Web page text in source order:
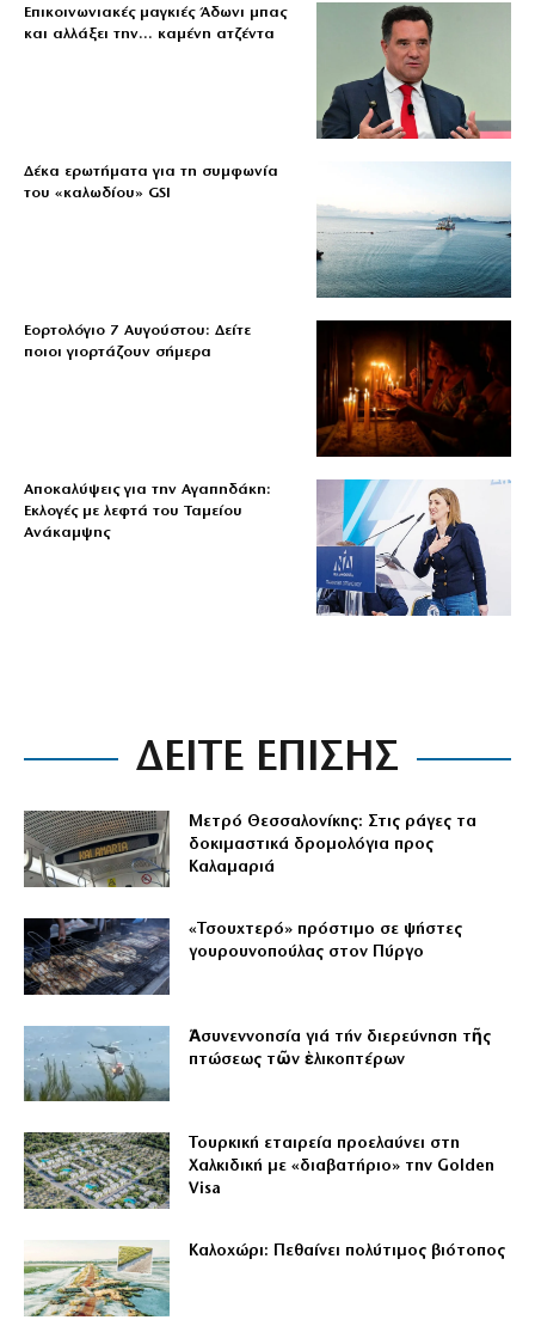
Επικοινωνιακές μαγκιές Άδωνι μπας
και αλλάξει την… καμένη ατζέντα
Δέκα ερωτήματα για τη συμφωνία
του «καλωδίου» GSI
Εορτολόγιο 7 Αυγούστου: Δείτε
ποιοι γιορτάζουν σήμερα
Αποκαλύψεις για την Αγαπηδάκη:
Εκλογές με λεφτά του Ταμείου
Ανάκαμψης
ΔΕΙΤΕ ΕΠΙΣΗΣ
Μετρό Θεσσαλονίκης: Στις ράγες τα
δοκιμαστικά δρομολόγια προς
Καλαμαριά
«Τσουχτερό» πρόστιμο σε ψήστες
γουρουνοπούλας στον Πύργο
Ἀσυνεννοησία γιά τήν διερεύνηση τῆς
πτώσεως τῶν ἑλικοπτέρων
Τουρκική εταιρεία προελαύνει στη
Χαλκιδική με «διαβατήριο» την Golden
Visa
Καλοχώρι: Πεθαίνει πολύτιμος βιότοπος